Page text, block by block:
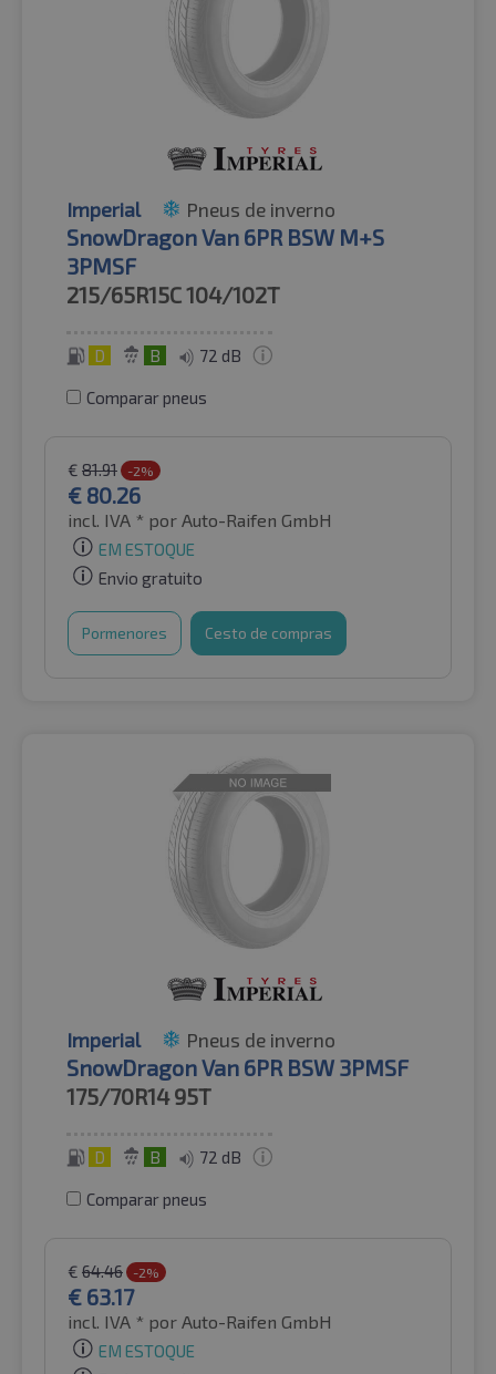
Imperial Pneus de inverno
SnowDragon Van 6PR BSW M+S
3PMSF
215/65R15C104/102T
D B 72 dB
Comparar pneus
€ 81.91 -2%
€ 80.26
incl. IVA * por Auto-Raifen GmbH
EM ESTOQUE
Envio gratuito
Pormenores Cesto de compras
Imperial Pneus de inverno
SnowDragon Van 6PR BSW 3PMSF
175/70R14 95T
D B 72 dB
Comparar pneus
€ 64.46 -2%
€ 63.17
incl. IVA * por Auto-Raifen GmbH
EM ESTOQUE